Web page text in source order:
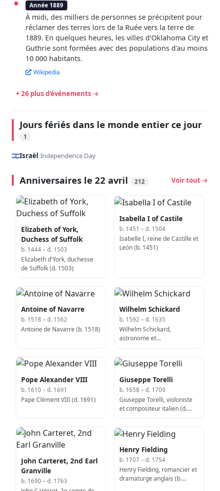
Année 1889
À midi, des milliers de personnes se précipitent pour
réclamer des terres lors de la Ruée vers la terre de
1889. En quelques heures, les villes d'Oklahoma City et
Guthrie sont formées avec des populations d'au moins
10 000 habitants.
Wikipedia
+ 26 plus d'événements →
Jours fériés dans le monde entier ce jour
1
🇮🇱Israël·Independence Day
Anniversaires le 22 avril 212 Voir tout →
Elizabeth of York,
Duchess of Suffolk
b. 1444 – d. 1503
Elizabeth d'York, duchesse
de Suffolk (d. 1503)
Isabella I of Castile
b. 1451 – d. 1504
Isabelle I, reine de Castille et
León (b. 1451)
Antoine of Navarre
b. 1518 – d. 1562
Antoine de Navarre (b. 1518)
Wilhelm Schickard
b. 1592 – d. 1635
Wilhelm Schickard,
astronome et
1635)
Pope Alexander VIII
b. 1610 – d. 1691
Pape Clément VIII (d. 1691)
Giuseppe Torelli
b. 1658 – d. 1709
Giuseppe Torelli, violoniste
et compositeur italien (d.
John Carteret, 2nd Earl
Granville
b. 1690 – d. 1763
Henry Fielding
b. 1707 – d. 1754
Henry Fielding, romancier et
dramaturge anglais (b.